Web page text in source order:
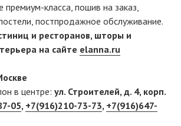
премиум-класса, пошив на заказ,
постпродажное обслуживание.
и ресторанов, шторы и
на сайте elanna.ru
в центре: ул. Строителей, д. 4, корп.
05, +7(916)210-73-73, +7(916)647-